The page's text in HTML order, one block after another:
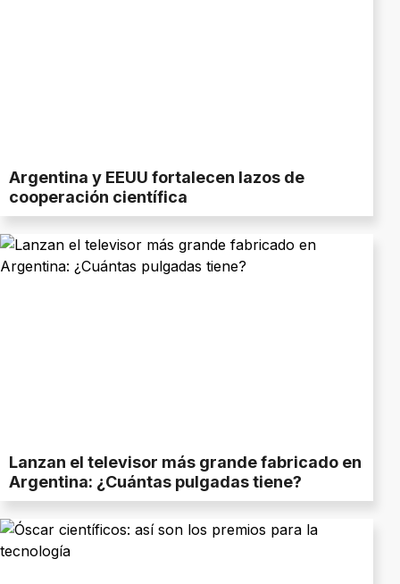
Argentina y EEUU fortalecen lazos de
cooperación científica
Lanzan el televisor más grande fabricado en
Argentina: ¿Cuántas pulgadas tiene?